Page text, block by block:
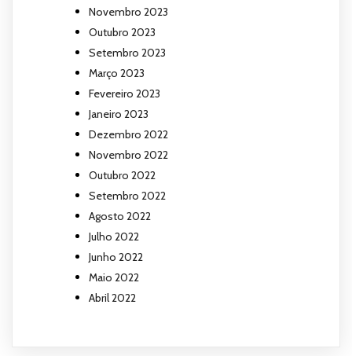
Novembro 2023
Outubro 2023
Setembro 2023
Março 2023
Fevereiro 2023
Janeiro 2023
Dezembro 2022
Novembro 2022
Outubro 2022
Setembro 2022
Agosto 2022
Julho 2022
Junho 2022
Maio 2022
Abril 2022